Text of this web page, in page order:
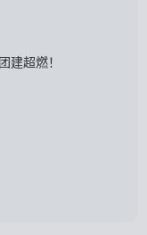
建超燃！